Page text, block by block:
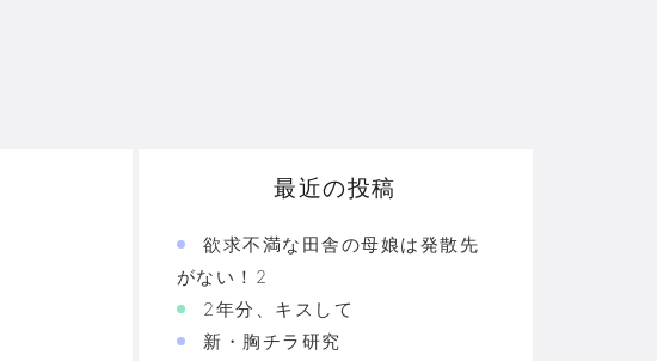
最近の投稿
欲求不満な田舎の母娘は発散先
がない！2
2年分、キスして
新・胸チラ研究